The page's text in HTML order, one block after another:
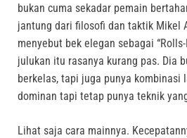
bukan cuma sekadar pemain
jantung dari filosofi dan taktik Mikel
menyebut bek elegan sebagai “Rolls-
julukan itu rasanya kurang pas. Dia
berkelas, tapi juga punya kombinasi
dominan tapi tetap punya teknik
Lihat saja cara mainnya.